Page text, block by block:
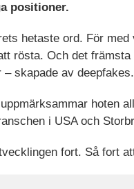
positioner.
hetaste ord. För
rösta. Och det
– skapade av
hoten
i USA och
fort. Så fort